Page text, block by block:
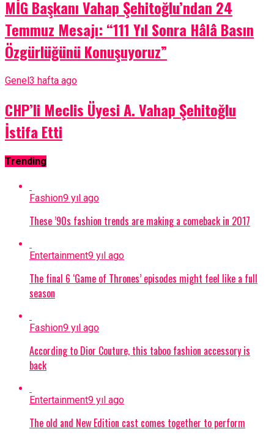
MİG Başkanı Vahap Şehitoğlu’ndan 24
Temmuz Mesajı: “111 Yıl Sonra Hâlâ Basın
Özgürlüğünü Konuşuyoruz”
Genel3 hafta ago
CHP’li Meclis Üyesi A. Vahap Şehitoğlu
İstifa Etti
Trending
Fashion9 yıl ago
These ’90s fashion trends are making a comeback in 2017
Entertainment9 yıl ago
The final 6 ‘Game of Thrones’ episodes might feel like a full
season
Fashion9 yıl ago
According to Dior Couture, this taboo fashion accessory is
back
Entertainment9 yıl ago
The old and New Edition cast comes together to perform